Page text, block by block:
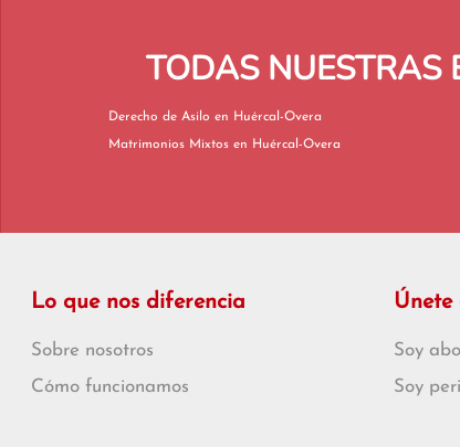
TODAS NUESTRAS
Derecho de Asilo en Huércal-Overa
Matrimonios Mixtos en Huércal-Overa
Lo que nos diferencia
Sobre nosotros
Cómo funcionamos
Soy
Soy